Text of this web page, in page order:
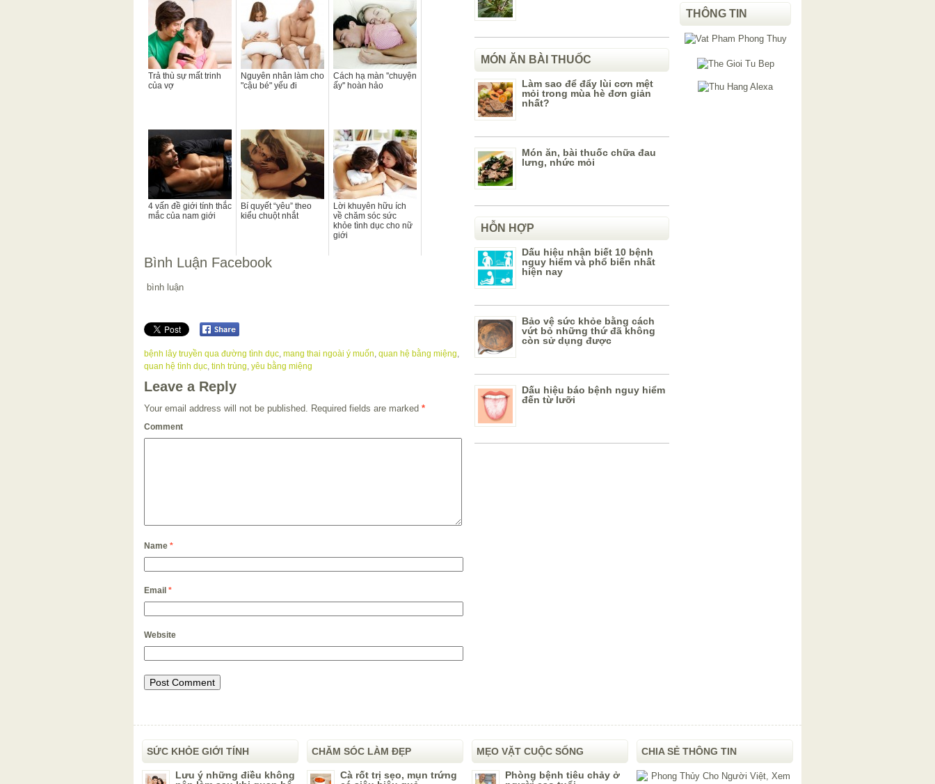
Trả thù sự mất trinh
của vợ
Nguyên nhân làm cho
"cậu bé" yếu đi
Cách hạ màn ''chuyện
ấy'' hoàn hảo
4 vấn đề giới tính thắc
mắc của nam giới
Bí quyết “yêu” theo
kiểu chuột nhắt
Lời khuyên hữu ích
về chăm sóc sức
khỏe tình dục cho nữ
giới
Bình Luận Facebook
bình luận
bệnh lây truyền qua đường tình dục mang thai ngoài ý muốn quan hệ bằng miệng
quan hệ tình dục tinh trùng yêu bằng miệng
Leave a Reply
Your email address will not be published. Required fields are marked *
Comment
Name *
Email *
Website
MÓN ĂN BÀI THUỐC
Làm sao để đẩy lùi cơn mệt
mỏi trong mùa hè đơn giản
nhất?
Món ăn, bài thuốc chữa đau
lưng, nhức mỏi
HỖN HỢP
Dấu hiệu nhận biết 10 bệnh
nguy hiểm và phổ biến nhất
hiện nay
Bảo vệ sức khỏe bằng cách
vứt bỏ những thứ đã không
còn sử dụng được
Dấu hiệu báo bệnh nguy hiểm
đến từ lưỡi
THÔNG TIN
SỨC KHỎE GIỚI TÍNH
Lưu ý những điều không
CHĂM SÓC LÀM ĐẸP
Cà rốt trị sẹo, mụn trứng
MẸO VẶT CUỘC SỐNG
Phòng bệnh tiêu chảy ở
CHIA SẺ THÔNG TIN